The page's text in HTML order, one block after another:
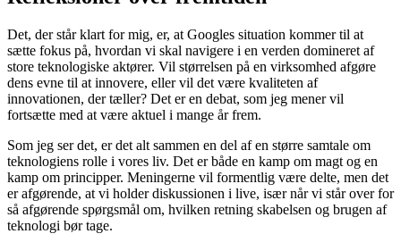
Det, der står klart for mig, er, at Googles situation kommer til at
sætte fokus på, hvordan vi skal navigere i en verden domineret af
store teknologiske aktører. Vil størrelsen på en virksomhed afgøre
dens evne til at innovere, eller vil det være kvaliteten af
innovationen, der tæller? Det er en debat, som jeg mener vil
fortsætte med at være aktuel i mange år frem.
Som jeg ser det, er det alt sammen en del af en større samtale om
teknologiens rolle i vores liv. Det er både en kamp om magt og en
kamp om principper. Meningerne vil formentlig være delte, men det
er afgørende, at vi holder diskussionen i live, især når vi står over for
så afgørende spørgsmål om, hvilken retning skabelsen og brugen af
teknologi bør tage.